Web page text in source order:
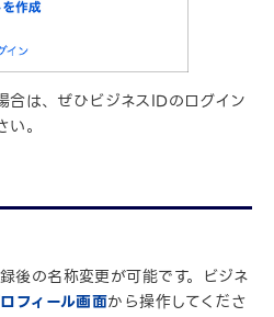
合は、ぜひビジネスIDのログイン
。
後の名称変更が可能です。ビジネ
フィール画面から操作してくださ